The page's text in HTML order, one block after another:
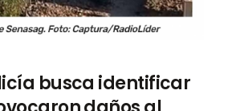
busca identificar